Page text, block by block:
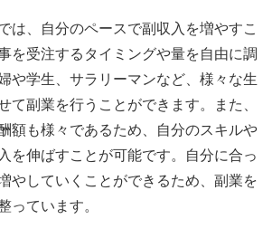
は、自分のペースで副収入を増やすこ
を受注するタイミングや量を自由に調
や学生、サラリーマンなど、様々な生
て副業を行うことができます。また、
額も様々であるため、自分のスキルや
を伸ばすことが可能です。自分に合っ
やしていくことができるため、副業を
っています。